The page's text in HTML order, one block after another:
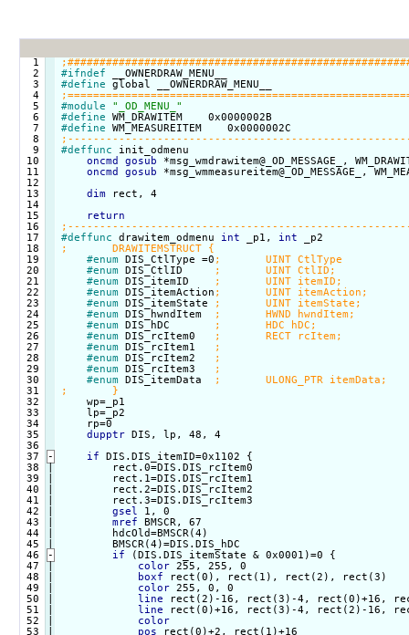
  1
  2
  3
  4
  5
  6
  7
  8
  9
10
11
12
13
14
15
16
17
18
19
20
21
22
23
24
25
26
27
28
29
30
31
32
33
34
35
36
37
38
39
40
41
42
43
44
45
46
47
48
49
50
51
52
53
-
-
#ifndef
#define
#module
"_OD_MENU_"
#define
#define
#deffunc init_odmenu
oncmd
gosub *msg_wmdrawitem@_OD_MESSAGE_,
oncmd
gosub *msg_wmmeasureitem@_OD_MESSAGE_,
dim rect, 4
return
#deffunc drawitem_odmenu int _p1, int
#enum DIS_CtlType =0
#enum DIS_CtlID
#enum DIS_itemID
#enum DIS_itemAction
#enum DIS_itemState
#enum DIS_hwndItem
#enum DIS_hDC
#enum DIS_rcItem0
#enum DIS_rcItem1
#enum DIS_rcItem2
#enum DIS_rcItem3
#enum DIS_itemData
    wp=_p1
    lp=_p2
    rp=0
dupptr DIS, lp, 48, 4
if DIS.DIS_itemID=0x1102 {
        rect.0=DIS.DIS_rcItem0
        rect.1=DIS.DIS_rcItem1
        rect.2=DIS.DIS_rcItem2
        rect.3=DIS.DIS_rcItem3
gsel 1, 0
mref BMSCR, 67
        hdcOld=BMSCR(4)
        BMSCR(4)=DIS.DIS_hDC
if (DIS.DIS_itemState & 0x0001)=0 {
color 255, 255, 0
boxf rect(0), rect(1), rect(2), rect(3)
color 255, 0, 0
line rect(2)-16, rect(3)-4, rect(0)+16,
line rect(0)+16, rect(3)-4, rect(2)-16,
color
pos rect(0)+2, rect(1)+16